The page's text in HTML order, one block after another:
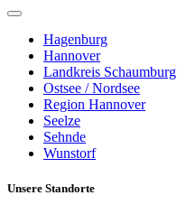
Hagenburg
Hannover
Landkreis Schaumburg
Ostsee / Nordsee
Region Hannover
Seelze
Sehnde
Wunstorf
Unsere Standorte